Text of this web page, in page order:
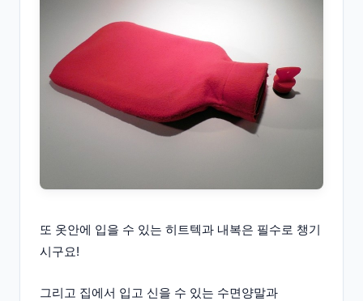
또 옷안에 입을 수 있는 히트텍과 내복은 필수로 챙기
시구요!
그리고 집에서 입고 신을 수 있는 수면양말과